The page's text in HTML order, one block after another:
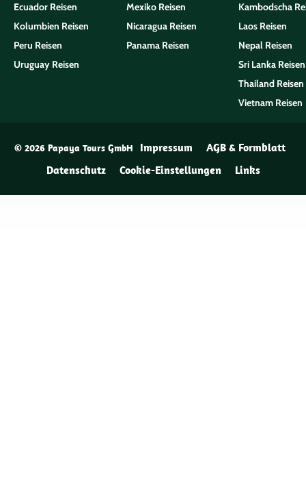
Ecuador Reisen
Kolumbien Reisen
Peru Reisen
Uruguay Reisen
Mexiko Reisen
Nicaragua Reisen
Panama Reisen
Kambodscha
Laos Reisen
Nepal Reisen
Sri Lanka Reisen
Thailand Reisen
Vietnam Reisen
© 2026 Papaya Tours GmbH Impressum
AGB & Formblatt
Datenschutz
Cookie-Einstellungen Links